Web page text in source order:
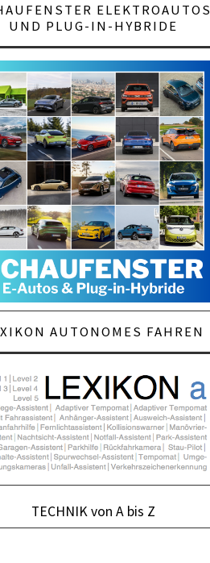
ELEKTROAUTOS
UND PLUG-IN-HYBRIDE
AUTONOMES FAHREN
TECHNIK von A bis Z